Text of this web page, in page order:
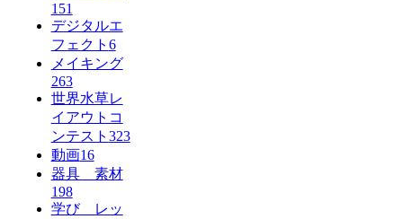
151
デジタルエ
フェクト 6
メイキング
263
世界水草レ
イアウトコ
ンテスト 323
動画16
器具 素材
198
学び レッ